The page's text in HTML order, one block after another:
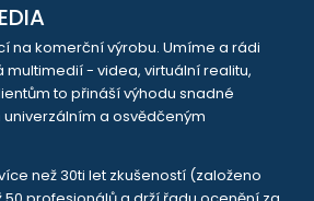
na komerční výrobu. Umíme a rádi
multimedií - videa, virtuální realitu,
to přináší výhodu snadné
a osvědčeným
než 30ti let zkušeností (založeno